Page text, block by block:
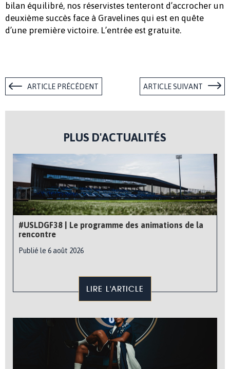
bilan équilibré, nos réservistes tenteront d’accrocher un
deuxième succès face à Gravelines qui est en quête
d’une première victoire. L’entrée est gratuite.
ARTICLE PRÉCÉDENT ARTICLE SUIVANT
PLUS D'ACTUALITÉS
#USLDGF38 | Le programme des animations de la
rencontre
Publié le 6 août 2026
LIRE L'ARTICLE